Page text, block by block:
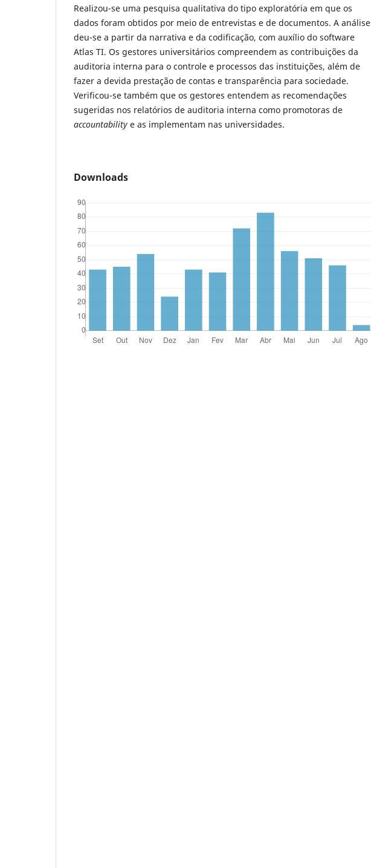
Realizou-se uma pesquisa qualitativa do tipo exploratória em que os
dados foram obtidos por meio de entrevistas e de documentos. A análise
deu-se a partir da narrativa e da codificação, com auxílio do software
Atlas TI. Os gestores universitários compreendem as contribuições da
auditoria interna para o controle e processos das instituições, além de
fazer a devida prestação de contas e transparência para sociedade.
Verificou-se também que os gestores entendem as recomendações
sugeridas nos relatórios de auditoria interna como promotoras de
accountability e as implementam nas universidades.
Downloads